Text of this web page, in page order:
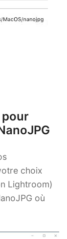
choix
Lightroom)
où